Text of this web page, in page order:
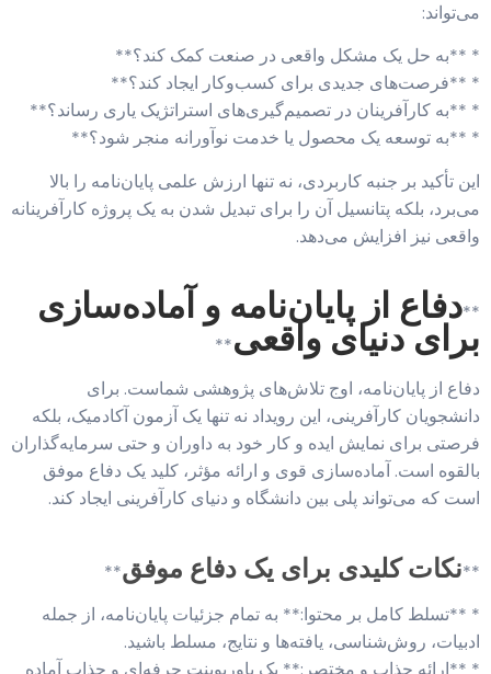
می‌تواند:
* **به حل یک مشکل واقعی در صنعت کمک کند؟**
* **فرصت‌های جدیدی برای کسب‌وکار ایجاد کند؟**
* **به کارآفرینان در تصمیم‌گیری‌های استراتژیک یاری رساند؟**
* **به توسعه یک محصول یا خدمت نوآورانه منجر شود؟**
این تأکید بر جنبه کاربردی، نه تنها ارزش علمی پایان‌نامه را بالا
می‌برد، بلکه پتانسیل آن را برای تبدیل شدن به یک پروژه کارآفرینانه
واقعی نیز افزایش می‌دهد.
**دفاع از پایان‌نامه و آماده‌سازی
برای دنیای واقعی**
دفاع از پایان‌نامه، اوج تلاش‌های پژوهشی شماست. برای
دانشجویان کارآفرینی، این رویداد نه تنها یک آزمون آکادمیک، بلکه
فرصتی برای نمایش ایده و کار خود به داوران و حتی سرمایه‌گذاران
بالقوه است. آماده‌سازی قوی و ارائه مؤثر، کلید یک دفاع موفق
است که می‌تواند پلی بین دانشگاه و دنیای کارآفرینی ایجاد کند.
**نکات کلیدی برای یک دفاع موفق**
* **تسلط کامل بر محتوا:** به تمام جزئیات پایان‌نامه، از جمله
ادبیات، روش‌شناسی، یافته‌ها و نتایج، مسلط باشید.